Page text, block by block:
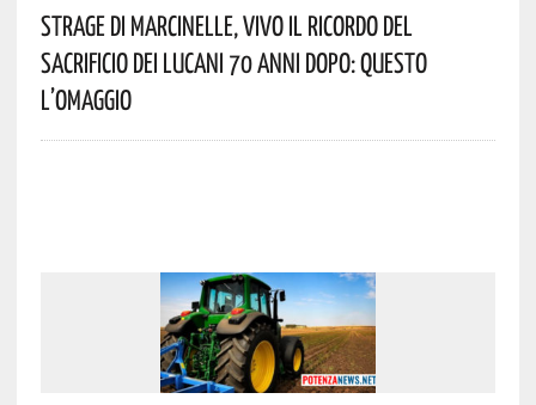
Strage Di Marcinelle, Vivo Il Ricordo Del
Sacrificio Dei Lucani 70 Anni Dopo: Questo
L’omaggio